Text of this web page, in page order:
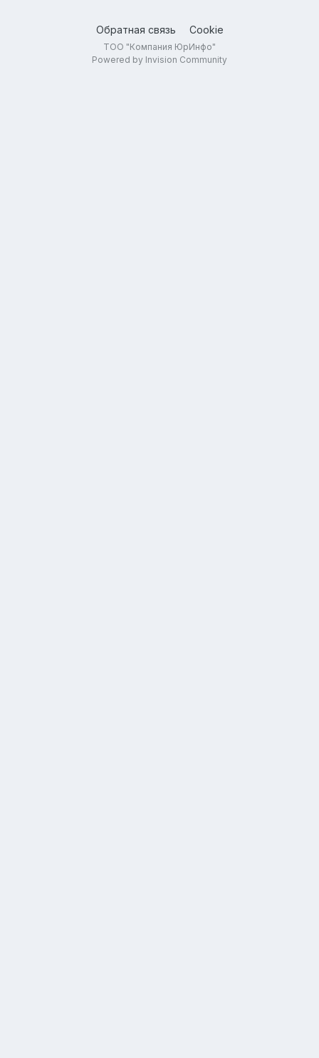
Обратная связь Cookie
ТОО "Компания ЮрИнфо"
Powered by Invision Community